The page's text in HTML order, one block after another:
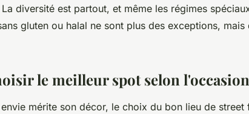
diversité est partout, et même les régimes
gluten ou halal ne sont plus des exceptions,
le meilleur spot selon
mérite son décor, le choix du bon lieu de street